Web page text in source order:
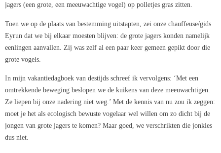
jagers (een grote, een meeuwachtige vogel) op polletjes gras zitten.
Toen we op de plaats van bestemming uitstapten, zei onze chauffeuse/gids
Eyrun dat we bij elkaar moesten blijven: de grote jagers konden namelijk
eenlingen aanvallen. Zij was zelf al een paar keer gemeen gepikt door die
grote vogels.
In mijn vakantiedagboek van destijds schreef ik vervolgens: ‘Met een
omtrekkende beweging beslopen we de kuikens van deze meeuwachtigen.
Ze liepen bij onze nadering niet weg.’ Met de kennis van nu zou ik zeggen:
moet je het als ecologisch bewuste vogelaar wel willen om zo dicht bij de
jongen van grote jagers te komen? Maar goed, we verschrikten die jonkies
dus niet.